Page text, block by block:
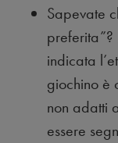
Sapevate
preferita”?
indicata
giochino è
non adatti
essere